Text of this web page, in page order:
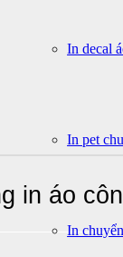
In decal
In pet
In
in áo